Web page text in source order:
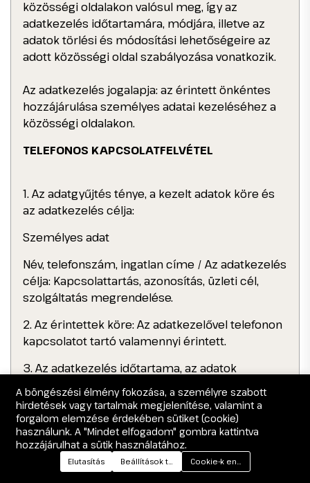
közösségi oldalakon valósul meg, így az
adatkezelés időtartamára, módjára, illetve az
adatok törlési és módosítási lehetőségeire az
adott közösségi oldal szabályozása vonatkozik.
Az adatkezelés jogalapja: az érintett önkéntes
hozzájárulása személyes adatai kezeléséhez a
közösségi oldalakon.
TELEFONOS KAPCSOLATFELVÉTEL
1. Az adatgyűjtés ténye, a kezelt adatok köre és
az adatkezelés célja:
Személyes adat
Név, telefonszám, ingatlan címe / Az adatkezelés
célja: Kapcsolattartás, azonosítás, üzleti cél,
szolgáltatás megrendelése.
2. Az érintettek köre: Az adatkezelővel telefonon
kapcsolatot tartó valamennyi érintett.
3. Az adatkezelés időtartama, az adatok
törlésének határideje: Az adatkezelés az érintett
törlési kéréséig tart.
4. Az adatok megismerésére jogosult
lehetséges adatkezelők személye, a személyes
adatok címzettjei: A személyes adatokat az
A böngészési élmény fokozása, a személyre szabott
hirdetések vagy tartalmak megjelenítése, valamint a
forgalom elemzése érdekében sütiket (cookie)
használunk. A "Mindet elfogadom" gombra kattintva
hozzájárulhat a sütik használatához.
Elutasítás Beállítások testreszabásaCookie-k engedélyezése